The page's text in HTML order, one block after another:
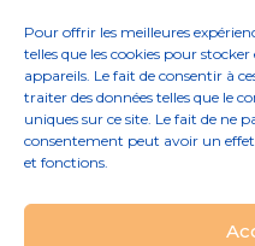
Pour offrir les meilleures
telles que les cookies pour
appareils. Le fait de consentir à
traiter des données telles que le
uniques sur ce site. Le fait de ne
consentement peut avoir un
et fonctions.
avril 2023
mars 2023